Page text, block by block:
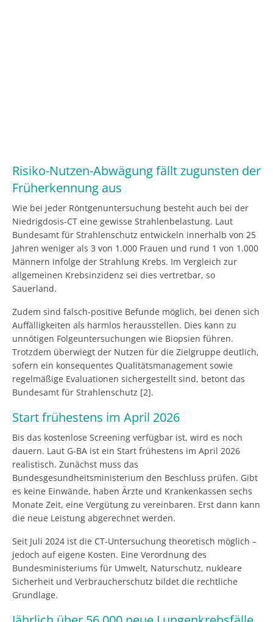
Risiko-Nutzen-Abwägung fällt zugunsten der
Früherkennung aus
Wie bei jeder Röntgenuntersuchung besteht auch bei der
Niedrigdosis-CT eine gewisse Strahlenbelastung. Laut
Bundesamt für Strahlenschutz entwickeln innerhalb von 25
Jahren weniger als 3 von 1.000 Frauen und rund 1 von 1.000
Männern infolge der Strahlung Krebs. Im Vergleich zur
allgemeinen Krebsinzidenz sei dies vertretbar, so
Sauerland.
Zudem sind falsch-positive Befunde möglich, bei denen sich
Auffälligkeiten als harmlos herausstellen. Dies kann zu
unnötigen Folgeuntersuchungen wie Biopsien führen.
Trotzdem überwiegt der Nutzen für die Zielgruppe deutlich,
sofern ein konsequentes Qualitätsmanagement sowie
regelmäßige Evaluationen sichergestellt sind, betont das
Bundesamt für Strahlenschutz [2].
Start frühestens im April 2026
Bis das kostenlose Screening verfügbar ist, wird es noch
dauern. Laut G-BA ist ein Start frühestens im April 2026
realistisch. Zunächst muss das
Bundesgesundheitsministerium den Beschluss prüfen. Gibt
es keine Einwände, haben Ärzte und Krankenkassen sechs
Monate Zeit, eine Vergütung zu vereinbaren. Erst dann kann
die neue Leistung abgerechnet werden.
Seit Juli 2024 ist die CT-Untersuchung theoretisch möglich –
jedoch auf eigene Kosten. Eine Verordnung des
Bundesministeriums für Umwelt, Naturschutz, nukleare
Sicherheit und Verbraucherschutz bildet die rechtliche
Grundlage.